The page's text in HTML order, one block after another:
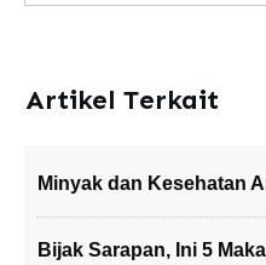
Artikel Terkait
Minyak dan Kesehatan
Bijak Sarapan, Ini 5